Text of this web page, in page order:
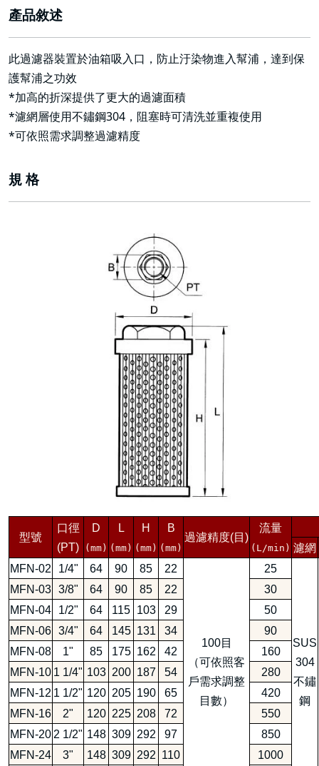
產品敘述
此過濾器裝置於油箱吸入口，防止汙染物進入幫浦，達到保
護幫浦之功效
*加高的折深提供了更大的過濾面積
*濾網層使用不鏽鋼304，阻塞時可清洗並重複使用
*可依照需求調整過濾精度
規 格
型號
口徑
(PT)
D
(mm)
L
(mm)
H
(mm)
B
(mm)
過濾精度(目)
流量
(L/min) 濾網
MFN-02
1/4" 64 90 85 22
100目
（可依照客
戶需求調整
目數）
25
SUS
304
不鏽
鋼
MFN-03 3/8" 64 90 85 22
30
MFN-04
1/2" 64 115 103 29
50
MFN-06 3/4" 64 145 131 34
90
MFN-08
1" 85 175 162 42
160
MFN-10 1 1/4" 103 200 187 54
280
MFN-12 1 1/2" 120 205 190 65
420
MFN-16
2" 120 225 208 72
550
MFN-20 2 1/2" 148 309 292 97
850
MFN-24
3" 148 309 292 110
1000